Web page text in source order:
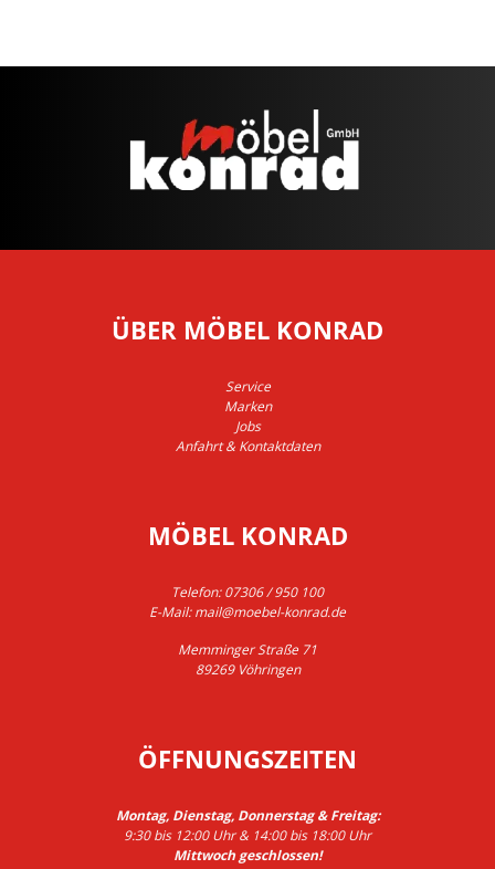
ÜBER MÖBEL KONRAD
Service
Marken
Jobs
Anfahrt & Kontaktdaten
MÖBEL KONRAD
Telefon:07306 / 950 100
E-Mail:mail@moebel-konrad.de
Memminger Straße 71
89269 Vöhringen
ÖFFNUNGSZEITEN
Montag, Dienstag, Donnerstag & Freitag:
9:30 bis 12:00 Uhr & 14:00 bis 18:00 Uhr
Mittwoch geschlossen!